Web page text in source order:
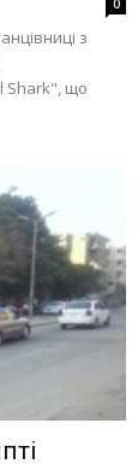
0
з
Shark", що